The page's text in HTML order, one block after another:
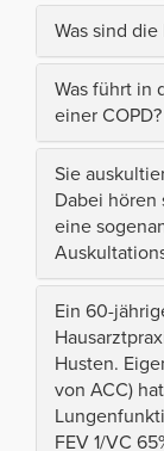
Was sind
Was führt in
einer COPD?
Sie
Dabei hören
eine
Ein 60-
Husten.
von ACC)
FEV 1/VC